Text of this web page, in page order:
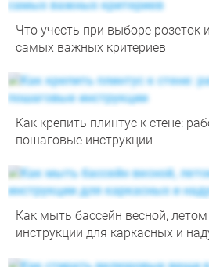
Что учесть при выборе розеток
самых важных критериев
Как крепить плинтус к стене:
пошаговые инструкции
Как мыть бассейн весной,
инструкции для каркасных и